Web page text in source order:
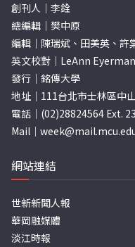
創刊人｜李銓
總編輯｜樊中原
編輯｜陳瑞斌、田美英、許
英文校對｜LeAnn Eyerman
發行｜銘傳大學
地址｜111台北市士林區中
電話｜(02)28824564 Ext.
Mail｜
網站連結
世新新聞人報
華岡融媒體
淡江時報